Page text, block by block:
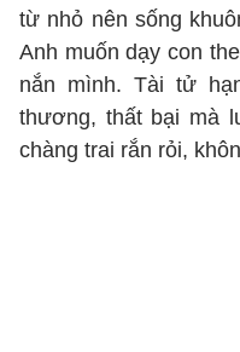
từ nhỏ nên sống
Anh muốn dạy con
nắn mình. Tài tử
thương, thất bại mà
chàng trai rắn rỏi,